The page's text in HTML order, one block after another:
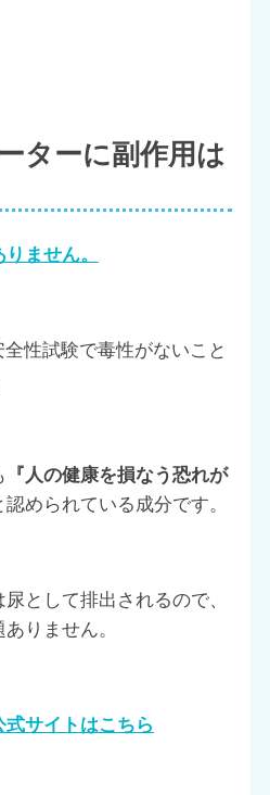
ターに副作用は
ません。
性試験で毒性がないこと
『人の健康を損なう恐れが
認められている成分です。
として排出されるので、
りません。
サイトはこちら